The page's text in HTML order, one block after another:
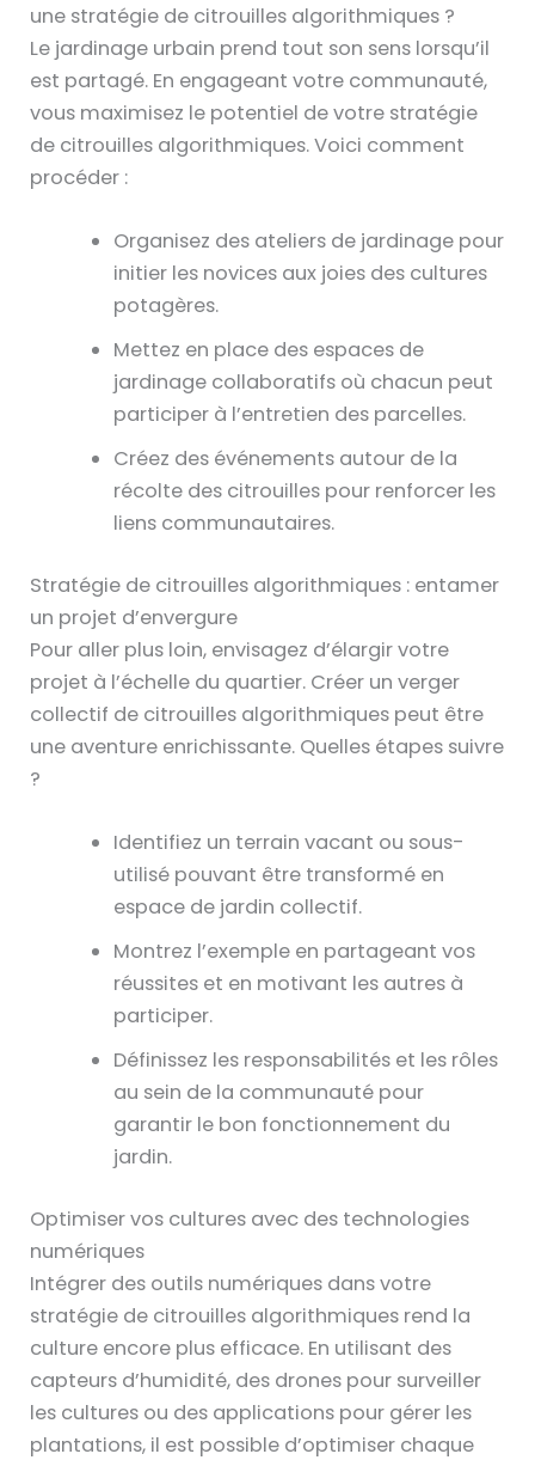
une stratégie de citrouilles algorithmiques ?
Le jardinage urbain prend tout son sens lorsqu’il
est partagé. En engageant votre communauté,
vous maximisez le potentiel de votre stratégie
de citrouilles algorithmiques. Voici comment
procéder :
Organisez des ateliers de jardinage pour
initier les novices aux joies des cultures
potagères.
Mettez en place des espaces de
jardinage collaboratifs où chacun peut
participer à l’entretien des parcelles.
Créez des événements autour de la
récolte des citrouilles pour renforcer les
liens communautaires.
Stratégie de citrouilles algorithmiques : entamer
un projet d’envergure
Pour aller plus loin, envisagez d’élargir votre
projet à l’échelle du quartier. Créer un verger
collectif de citrouilles algorithmiques peut être
une aventure enrichissante. Quelles étapes suivre
?
Identifiez un terrain vacant ou sous-
utilisé pouvant être transformé en
espace de jardin collectif.
Montrez l’exemple en partageant vos
réussites et en motivant les autres à
participer.
Définissez les responsabilités et les rôles
au sein de la communauté pour
garantir le bon fonctionnement du
jardin.
Optimiser vos cultures avec des technologies
numériques
Intégrer des outils numériques dans votre
stratégie de citrouilles algorithmiques rend la
culture encore plus efficace. En utilisant des
capteurs d’humidité, des drones pour surveiller
les cultures ou des applications pour gérer les
plantations, il est possible d’optimiser chaque